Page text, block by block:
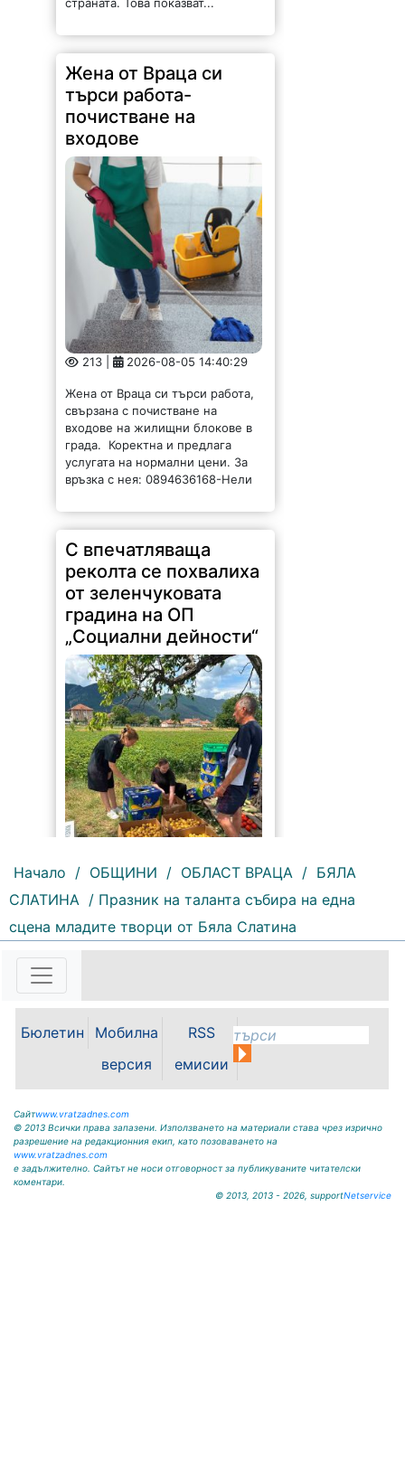
Жена от Враца си
търси работа-
почистване на
входове
213 | 2026-08-05 14:40:29
Жена от Враца си търси работа,
свързана с почистване на
входове на жилищни блокове в
услугата на нормални цени. За
връзка с нея: 0894636168-Нели
С впечатляваща
реколта се похвалиха
от зеленчуковата
градина на ОП
„Социални дейности“
234 | 2026-08-05 13:21:45
Зеленчуковата градина към ОП
„Социални дейности“ – Враца,
създадена по идея на кмета
Калин Каменов, вече е
официално регистрирана като
обработва 10 декара земеделска
Начало / ОБЩИНИ / ОБЛАСТ ВРАЦА / БЯЛА
СЛАТИНА / Празник на таланта събира на една
сцена младите творци от Бяла Слатина
Бюлетин
Мобилна
версия
RSS
емисии
Сайтwww.vratzadnes.com
© 2013 Всички права запазени. Използването на материали става чрез изрично
разрешение на редакционния екип, като позоваването на
www.vratzadnes.com
е задължително. Сайтът не носи отговорност за публикуваните читателски
коментари.
© 2013, 2013 - 2026, supportNetservice